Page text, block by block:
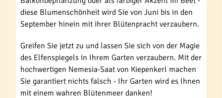
diese Blumenschönheit wird Sie von Juni bis in den
September hinein mit ihrer Blütenpracht verzaubern.
Greifen Sie jetzt zu und lassen Sie sich von der Magie
des Elfenspiegels in Ihrem Garten verzaubern. Mit der
hochwertigen Nemesia-Saat von Kiepenkerl machen
Sie garantiert nichts falsch - Ihr Garten wird es Ihnen
mit einem wahren Blütenmeer danken!